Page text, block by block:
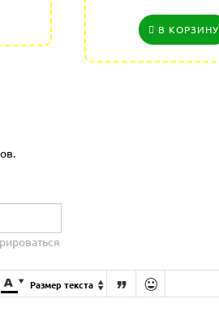
В КОРЗИНУ
  Размер текста   